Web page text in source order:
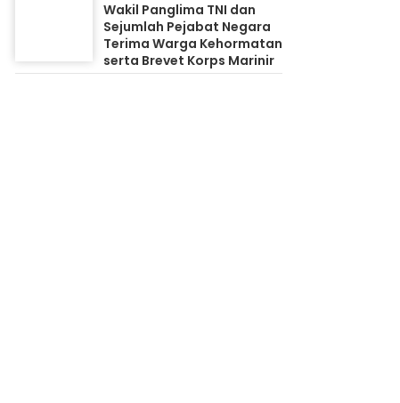
Wakil Panglima TNI dan
Sejumlah Pejabat Negara
Terima Warga Kehormatan
serta Brevet Korps Marinir